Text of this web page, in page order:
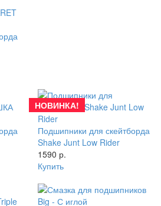
НОВИНКА!
Подшипники для скейтборда
Shake Junt Low Rider
1590 р.
Купить